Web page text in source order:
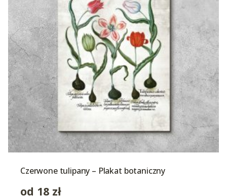
Czerwone tulipany – Plakat botaniczny
od 18 zł